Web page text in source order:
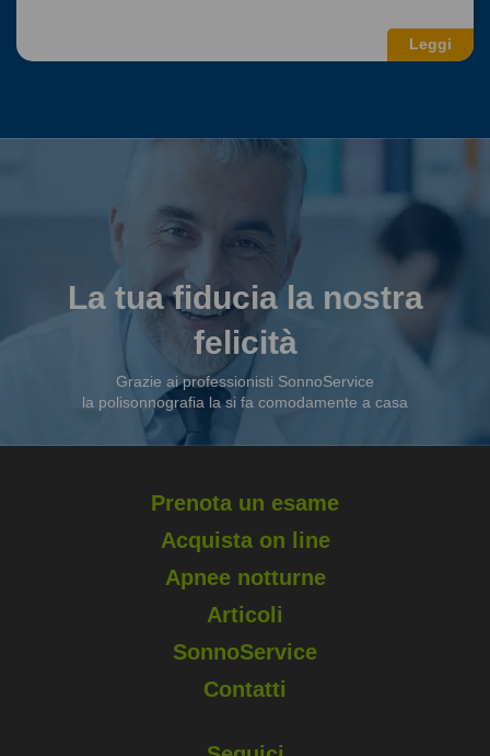
Leggi
La tua fiducia la nostra
felicità
Grazie ai professionisti SonnoService
la polisonnografia la si fa comodamente a casa
Prenota un esame
Acquista on line
Apnee notturne
Articoli
SonnoService
Contatti